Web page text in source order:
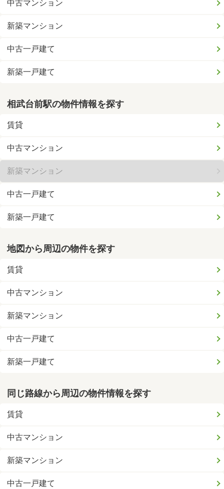
中古マンション
新築マンション
中古一戸建て
新築一戸建て
相武台前駅の物件情報を探す
賃貸
中古マンション
新築マンション
中古一戸建て
新築一戸建て
地図から周辺の物件を探す
賃貸
中古マンション
新築マンション
中古一戸建て
新築一戸建て
同じ路線から周辺の物件情報を探す
賃貸
中古マンション
新築マンション
中古一戸建て